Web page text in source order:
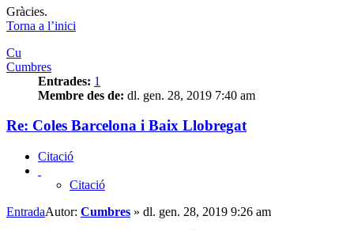
Gràcies.
Torna a l’inici
Cu
Cumbres
Entrades: 1
Membre des de: dl. gen. 28, 2019 7:40 am
Re: Coles Barcelona i Baix Llobregat
Citació
Citació
EntradaAutor: Cumbres » dl. gen. 28, 2019 9:26 am